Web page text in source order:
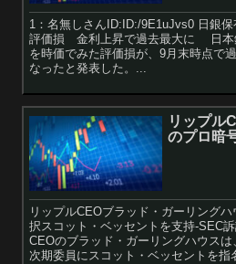
1：名無しさんID:ID:/9E1uJvs0 日銀
評価損 金利上昇で過去最大に 日本
を時価でみた評価損が、9月末時点で
なったと発表した。...
リップル
のプロ暗
リップルCEOブラッド・ガーリング
択スコット・ベッセントを支持-SEC
CEOのブラッド・ガーリングハウス
次期委員にスコット・ベッセントを指